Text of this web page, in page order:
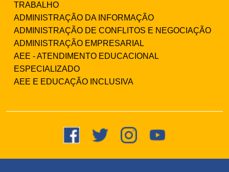
TRABALHO
ADMINISTRAÇÃO DA INFORMAÇÃO
ADMINISTRAÇÃO DE CONFLITOS E NEGOCIAÇÃO
ADMINISTRAÇÃO EMPRESARIAL
AEE - ATENDIMENTO EDUCACIONAL
ESPECIALIZADO
AEE E EDUCAÇÃO INCLUSIVA